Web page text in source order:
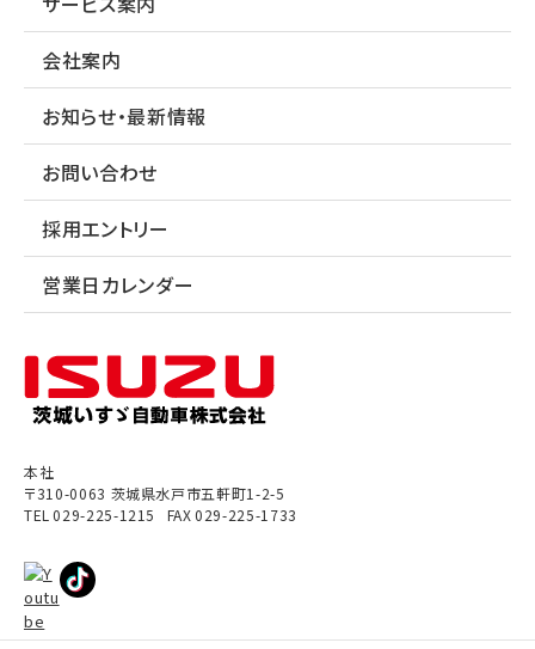
本社
〒310-0063 茨城県水戸市五軒町1-2-5
TEL 029-225-1215 FAX029-225-1733
会社案内
お知らせ・最新情報
お問い合わせ
採用エントリー
営業日カレンダー